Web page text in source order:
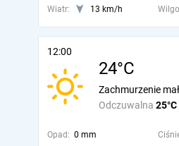
Wiatr:
13 km/h
12:00
24°C
Odczuwalna 25°C
Zachmurzenie
Opad: 0 mm